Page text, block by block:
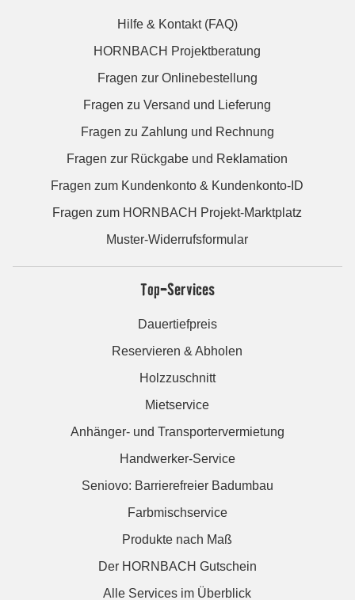
Hilfe & Kontakt (FAQ)
HORNBACH Projektberatung
Fragen zur Onlinebestellung
Fragen zu Versand und Lieferung
Fragen zu Zahlung und Rechnung
Fragen zur Rückgabe und Reklamation
Fragen zum Kundenkonto & Kundenkonto-ID
Fragen zum HORNBACH Projekt-Marktplatz
Muster-Widerrufsformular
Top-Services
Dauertiefpreis
Reservieren & Abholen
Holzzuschnitt
Mietservice
Anhänger- und Transportervermietung
Handwerker-Service
Seniovo: Barrierefreier Badumbau
Farbmischservice
Produkte nach Maß
Der HORNBACH Gutschein
Alle Services im Überblick